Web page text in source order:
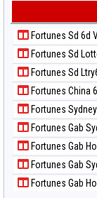
Paito Harian
Paito Harian
Paito Harian
Paito Harian
Paito Harian
Paito Harian
Paito Harian
Paito Harian
Paito Harian
Paito Harian
Paito Harian
Fortunes Sd 6d
Fortunes Sd
Fortunes Sd
Fortunes China
Fortunes
Fortunes Gab
Fortunes Gab
Fortunes Gab
Fortunes Gab